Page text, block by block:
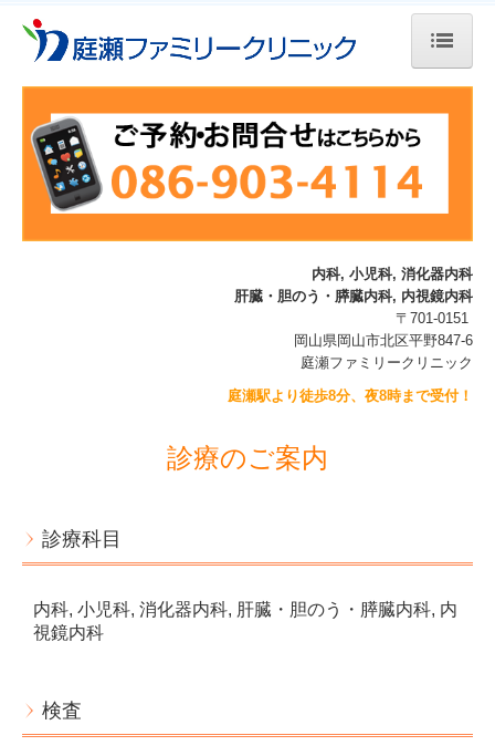
クリニック案内
当院について
診療のご案内
リンク
採用情報
施設基準
内科, 小児科, 消化器内科
肝臓・胆のう・膵臓内科, 内視鏡内科
〒701-0151
岡山県岡山市北区平野847-6
庭瀬ファミリークリニック
庭瀬駅より徒歩8分、夜8時まで受付！
診療のご案内
診療科目
内科, 小児科, 消化器内科, 肝臓・胆のう・膵臓内科, 内
視鏡内科
検査